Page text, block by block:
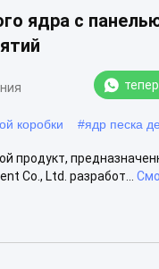
ядра с
коробки #ядр песка
продукт,
Co., Ltd. разработ...